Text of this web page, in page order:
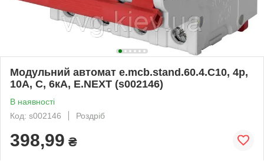
Модульний автомат e.mcb.stand.60.4.C10, 4р,
10А, C, 6кА, E.NEXT (s002146)
В наявності
Код: s002146
Роздріб
398,99 ₴